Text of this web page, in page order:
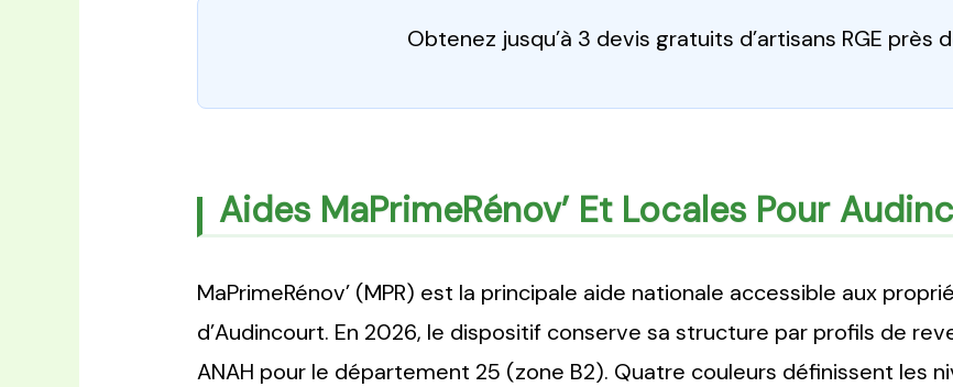
Obtenez jusqu’à 3 devis gratuits d’artisans RGE près
Aides MaPrimeRénov’ Et Locales Pour
MaPrimeRénov’ (MPR) est la principale aide nationale accessible aux
d’Audincourt. En 2026, le dispositif conserve sa structure par profils de
ANAH pour le département 25 (zone B2). Quatre couleurs définissent les